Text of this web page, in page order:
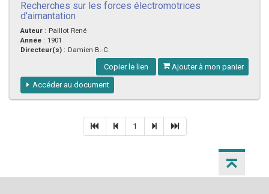
Recherches sur les forces électromotrices
d'aimantation
Auteur : Paillot René
Année : 1901
Directeur(s) : Damien B.-C.
Copier le lien Ajouter à mon panier
Accéder au document
1